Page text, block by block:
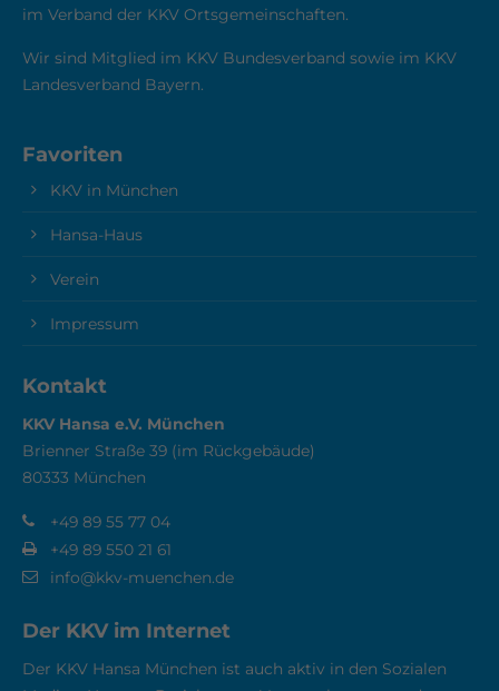
im Verband der KKV Ortsgemeinschaften.
Wir sind Mitglied im KKV Bundesverband sowie im KKV
Landesverband Bayern.
Favoriten
KKV in München
Hansa-Haus
Verein
Impressum
Kontakt
KKV Hansa e.V. München
Brienner Straße 39 (im Rückgebäude)
80333 München
+49 89 55 77 04
+49 89 550 21 61
info@kkv-muenchen.de
Der KKV im Internet
Der KKV Hansa München ist auch aktiv in den Sozialen